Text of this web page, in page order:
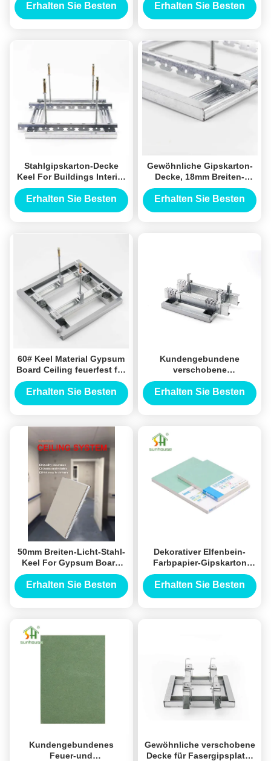
Stahlmaterial
Erhalten Sie Besten Erhalten Sie Besten
Stahlgipskarton-Decke
Keel For Buildings Interior
Decoration des Licht-50#
Erhalten Sie Besten
Gewöhnliche Gipskarton-
Decke, 18mm Breiten-
Licht-Stahlkiel Soem
Erhalten Sie Besten
60# Keel Material Gypsum
Board Ceiling feuerfest für
Handelswohngebäude
Erhalten Sie Besten
Kundengebundene
verschobene
Fasergipsplatten-Decke
60# verstärkte für
Erhalten Sie Besten
50mm Breiten-Licht-Stahl-
Keel For Gypsum Board
Partitions-Wand-System
Erhalten Sie Besten
Dekorativer Elfenbein-
Farbpapier-Gipskarton
machen 1220mm x 2440mm
feuerfest
Erhalten Sie Besten
Kundengebundenes
Feuer-und
Gewöhnliche verschobene
Decke für Fasergipsplatte